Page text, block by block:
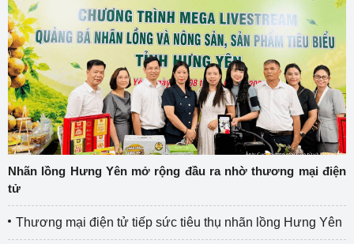
Nhãn lồng Hưng Yên mở rộng đầu ra nhờ thương mại điện
tử
Thương mại điện tử tiếp sức tiêu thụ nhãn lồng Hưng Yên